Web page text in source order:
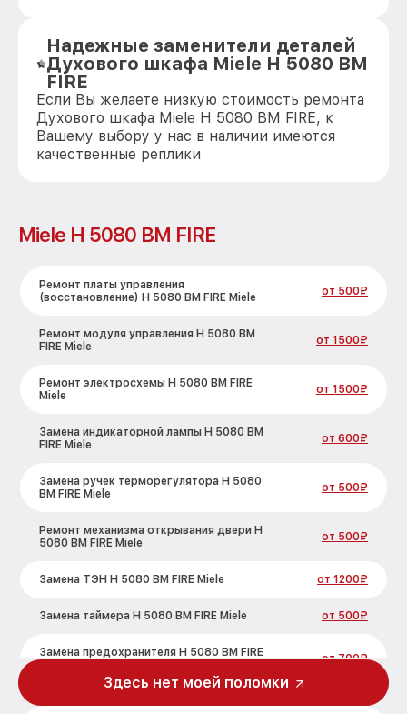
Надежные заменители деталей
Духового шкафа Miele H 5080 BM
FIRE
Если Вы желаете низкую стоимость ремонта
Духового шкафа Miele H 5080 BM FIRE, к
Вашему выбору у нас в наличии имеются
качественные реплики
Miele H 5080 BM FIRE
Ремонт платы управления
(восстановление) H 5080 BM FIRE Miele
от 500₽
Ремонт модуля управления H 5080 BM
FIRE Miele
от 1500₽
Ремонт электросхемы H 5080 BM FIRE
Miele
от 1500₽
Замена индикаторной лампы H 5080 BM
FIRE Miele
от 600₽
Замена ручек терморегулятора H 5080
BM FIRE Miele
от 500₽
Ремонт механизма открывания двери H
5080 BM FIRE Miele
от 500₽
Замена ТЭН H 5080 BM FIRE Miele от 1200₽
Замена таймера H 5080 BM FIRE Miele от 500₽
Замена предохранителя H 5080 BM FIRE
от 700₽
от 500₽
Здесь нет моей поломки